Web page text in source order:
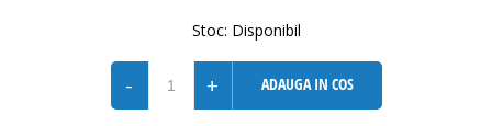
Stoc: Disponibil
- + ADAUGA IN COS